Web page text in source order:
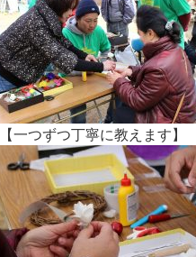
【一つずつ丁寧に教えます】